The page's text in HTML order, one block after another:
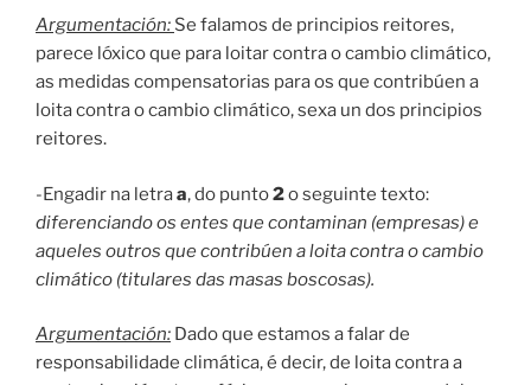
Argumentación: Se falamos de principios reitores,
parece lóxico que para loitar contra o cambio climático,
as medidas compensatorias para os que contribúen a
loita contra o cambio climático, sexa un dos principios
reitores.
-Engadir na letraa, do punto2o seguinte texto:
diferenciando os entes que contaminan (empresas) e
aqueles outros que contribúen a loita contra o cambio
climático (titulares das masas boscosas).
Argumentación: Dado que estamos a falar de
responsabilidade climática, é decir, de loita contra a